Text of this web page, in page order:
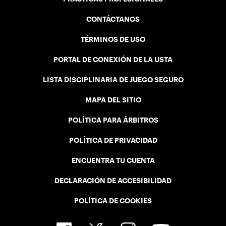
CONTÁCTANOS
TÉRMINOS DE USO
PORTAL DE CONEXIÓN DE LA USTA
LISTA DISCIPLINARIA DE JUEGO SEGURO
MAPA DEL SITIO
POLÍTICA PARA ÁRBITROS
POLÍTICA DE PRIVACIDAD
ENCUENTRA TU CUENTA
DECLARACIÓN DE ACCESIBILIDAD
POLÍTICA DE COOKIES